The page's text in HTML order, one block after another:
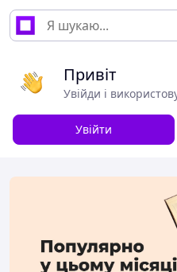
Привіт
Увійди і
Увійти